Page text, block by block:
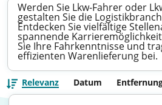
Werden Sie Lkw-Fahrer oder
gestalten Sie die
Entdecken Sie vielfältige
spannende
Sie Ihre Fahrkenntnisse und
effizienten Warenlieferung bei.
Relevanz Datum